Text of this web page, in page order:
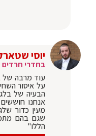
יוסי
בחדרי חרדים
עוד מרבה של
על איסור
הבעיה של
אנחנו
מעין כדור
שגם בהם
הללו"